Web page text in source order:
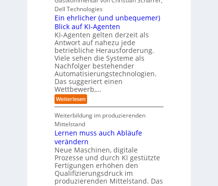
r
s
t
e
l
l
e
r
n
k
t
e
i
n
d
e
r
I
n
d
u
s
t
r
i
e
e
r
m
ö
g
l
i
c
h
e
s
i
k
o
,
w
a
c
h
s
e
n
d
e
R
a
n
o
m
w
a
r
e
-
G
ü
r
I
n
d
u
s
t
r
i
e
r
o
b
o
t
r
n
3
D
-
Z
w
i
l
l
i
n
g
f
ü
r
T
t
o
r
t
e
Dell Technologies
Ein ehrlicher (und unbequemer)
Blick auf KI-Agenten
KI-Agenten gelten derzeit als
Antwort auf nahezu jede
betriebliche Herausforderung.
Viele sehen die Systeme als
Nachfolger bestehender
Automatisierungstechnologien.
Das suggeriert einen
Wettbewerb,…
Weiterlesen:
E
n
e
h
r
l
i
c
h
e
r
Weiterbildung im produzierenden
Mittelstand
Lernen muss auch Abläufe
verändern
Neue Maschinen, digitale
Prozesse und durch KI gestützte
Fertigungen erhöhen den
Qualifizierungsdruck im
produzierenden Mittelstand. Das